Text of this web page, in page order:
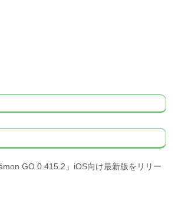
GO 0.415.2」iOS向け最新版をリリー